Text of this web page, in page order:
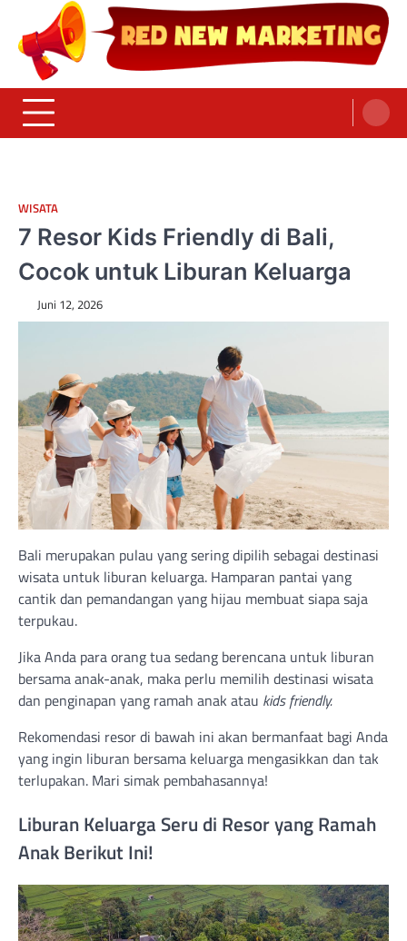
content
Red News Marketing
Sumber Fakta & Berita Masa Kini
WISATA
7 Resor Kids Friendly di Bali,
Cocok untuk Liburan Keluarga
Juni 12, 2026
Bali merupakan pulau yang sering dipilih sebagai destinasi
wisata untuk liburan keluarga. Hamparan pantai yang
cantik dan pemandangan yang hijau membuat siapa saja
terpukau.
Jika Anda para orang tua sedang berencana untuk liburan
bersama anak-anak, maka perlu memilih destinasi wisata
dan penginapan yang ramah anak atau kids friendly.
Rekomendasi resor di bawah ini akan bermanfaat bagi Anda
yang ingin liburan bersama keluarga mengasikkan dan tak
terlupakan. Mari simak pembahasannya!
Liburan Keluarga Seru di Resor yang Ramah
Anak Berikut Ini!